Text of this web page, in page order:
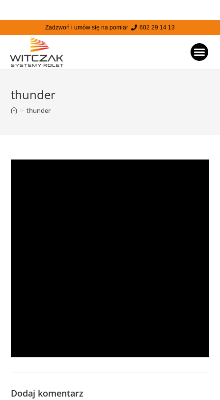
Zadzwoń i umów się na pomiar 602 29 14 13
thunder
> thunder
Dodaj komentarz